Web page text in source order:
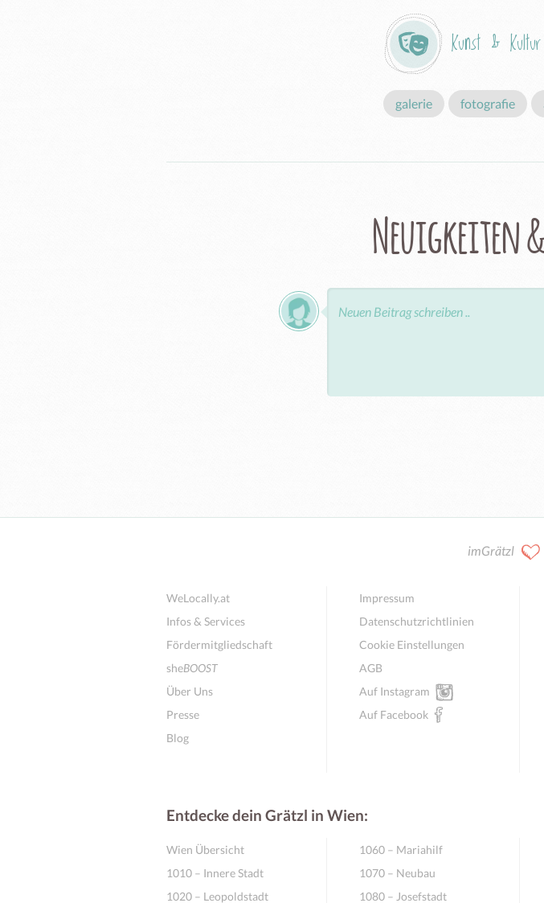
Kunst & Kultur
galerie fotografie
Neuigkeiten
imGrätzl
WeLocally.at
Infos & Services
Fördermitgliedschaft
sheBOOST
Über Uns
Presse
Blog
Impressum
Datenschutzrichtlinien
Cookie Einstellungen
AGB
Auf Instagram
Auf Facebook
Entdecke dein Grätzl in Wien:
Wien Übersicht
1010 – Innere Stadt
1020 – Leopoldstadt
1060 – Mariahilf
1070 – Neubau
1080 – Josefstadt